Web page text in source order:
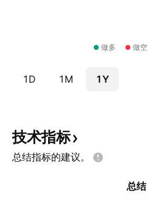
做多 做空
1D 1M 1Y
技术指标
总结指标的建议。
总结